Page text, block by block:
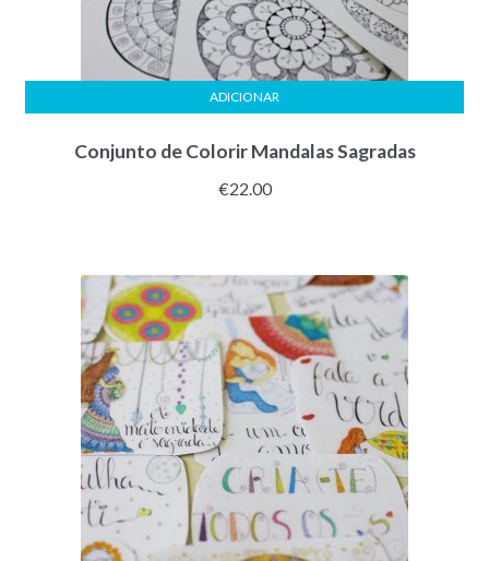
Conjunto de Colorir Mandalas Sagradas
€22.00
ADICIONAR